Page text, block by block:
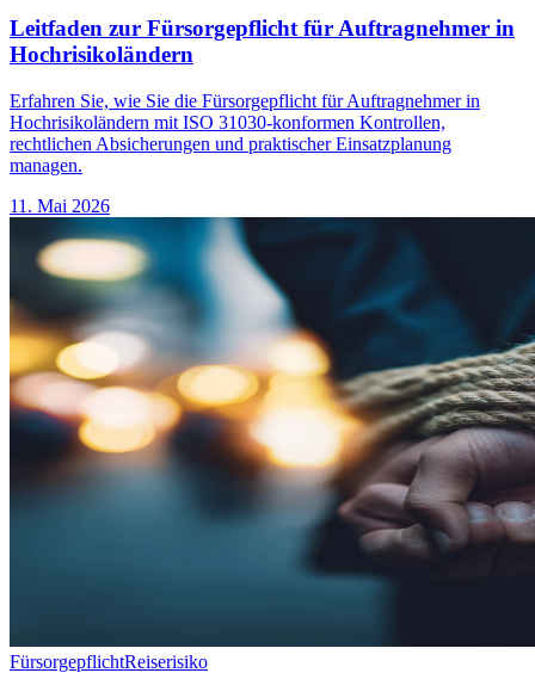
Leitfaden zur Fürsorgepflicht für Auftragnehmer in
Hochrisikoländern
Erfahren Sie, wie Sie die Fürsorgepflicht für Auftragnehmer in
Hochrisikoländern mit ISO 31030-konformen Kontrollen,
rechtlichen Absicherungen und praktischer Einsatzplanung
managen.
11. Mai 2026
FürsorgepflichtReiserisiko